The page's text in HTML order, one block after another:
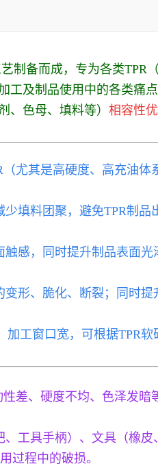
制备而成，专为各类TPR（
工及制品使用中的各类痛
、色母、填料等） 相容性
尤其是高硬度、高充油体
填料团聚，避免TPR制品
感，同时提升制品表面光
形、脆化、断裂；同时提
加工窗口宽，可根据TPR软
性差、硬度不均、色泽发暗
工具手柄）、文具（橡皮
过程中的破损。